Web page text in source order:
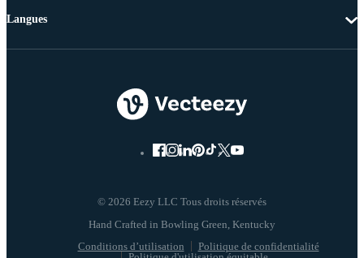
© 2026 Eezy LLC Tous droits réservés
Conditions d’utilisation
Politique de confidentialité
Langues